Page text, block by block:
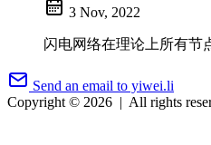
3 Nov, 2022
闪电网络在理论上所有节
Send an email to yiwei.li
Copyright © 2026 | All rights